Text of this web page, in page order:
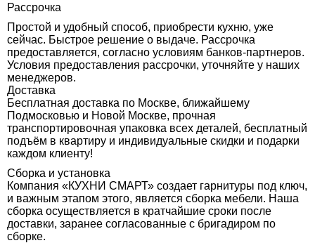
Рассрочка
Простой и удобный способ, приобрести кухню, уже
сейчас. Быстрое решение о выдаче. Рассрочка
предоставляется, согласно условиям банков-партнеров.
Условия предоставления рассрочки, уточняйте у наших
менеджеров.
Доставка
Бесплатная доставка по Москве, ближайшему
Подмосковью и Новой Москве, прочная
транспортировочная упаковка всех деталей, бесплатный
подъём в квартиру и индивидуальные скидки и подарки
каждом клиенту!
Сборка и установка
Компания «КУХНИ СМАРТ» создает гарнитуры под ключ,
и важным этапом этого, является сборка мебели. Наша
сборка осуществляется в кратчайшие сроки после
доставки, заранее согласованные с бригадиром по
сборке.